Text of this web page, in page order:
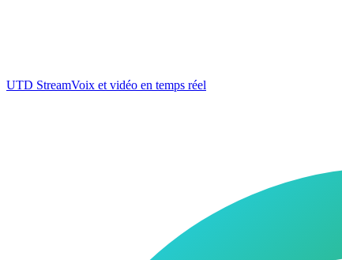
UTD StreamVoix et vidéo en temps réel